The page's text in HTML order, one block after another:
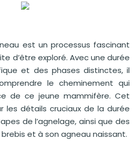
est un processus fascinant
d’être exploré. Avec une durée
et des phases distinctes, il
le cheminement qui
de ce jeune mammifère. Cet
les détails cruciaux de la durée
de l’agnelage, ainsi que des
et à son agneau naissant.